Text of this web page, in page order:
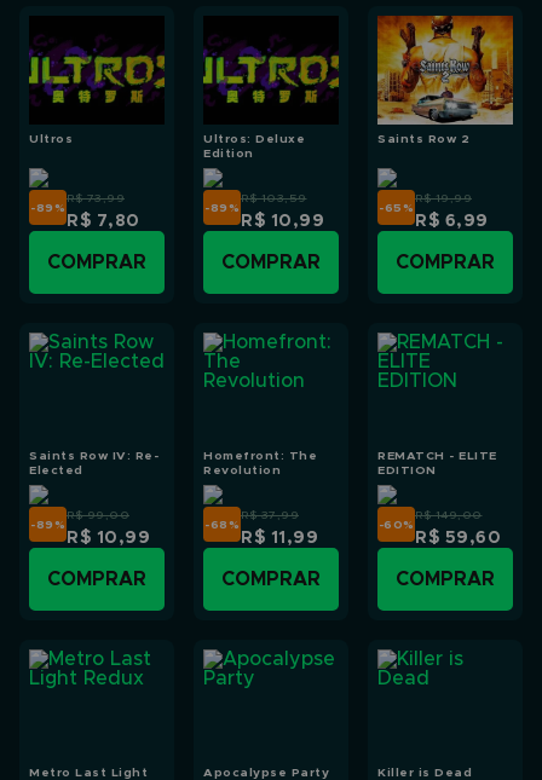
Ultros
-89 %
R$ 73,99
R$ 7,80
COMPRAR
Ultros: Deluxe
Edition
-89 %
R$ 103,59
R$ 10,99
COMPRAR
Saints Row 2
-65 %
R$ 19,99
R$ 6,99
COMPRAR
Saints Row IV: Re-
Elected
-89 %
R$ 99,00
R$ 10,99
COMPRAR
Homefront: The
Revolution
-68 %
R$ 37,99
R$ 11,99
COMPRAR
REMATCH - ELITE
EDITION
-60%
R$ 149,00
R$ 59,60
COMPRAR
Metro Last Light
Apocalypse Party Killer is Dead